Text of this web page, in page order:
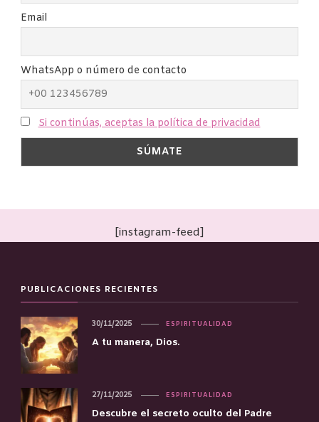
Email
WhatsApp o número de contacto
Si continúas, aceptas la política de privacidad
[instagram-feed]
PUBLICACIONES RECIENTES
ESPIRITUALIDAD
A tu manera, Dios.
30/11/2025
ESPIRITUALIDAD
Descubre el secreto oculto del Padre
27/11/2025